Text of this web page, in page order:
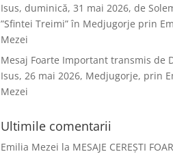
Isus, duminică, 31 mai 2026, de
”Sfintei Treimi” în Medjugorje prin
Mezei
Mesaj Foarte Important transmis de
Isus, 26 mai 2026, Medjugorje, prin
Mezei
Ultimile comentarii
Emilia Mezei la MESAJE CEREȘTI